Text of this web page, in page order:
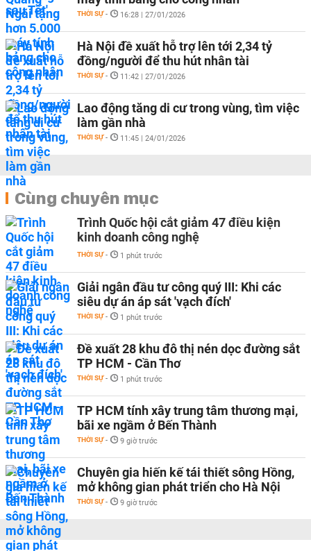
THỜI SỰ - 16:28 | 27/01/2026
Hà Nội đề xuất hỗ trợ lên tới 2,34 tỷ
đồng/người để thu hút nhân tài
THỜI SỰ - 11:42 | 27/01/2026
Lao động tăng di cư trong vùng, tìm việc
làm gần nhà
THỜI SỰ - 11:45 | 24/01/2026
Cùng chuyên mục
Trình Quốc hội cắt giảm 47 điều kiện
kinh doanh công nghệ
THỜI SỰ - 1 phút trước
Giải ngân đầu tư công quý III: Khi các
siêu dự án áp sát 'vạch đích'
THỜI SỰ - 1 phút trước
Đề xuất 28 khu đô thị nén dọc đường sắt
TP HCM - Cần Thơ
THỜI SỰ - 1 phút trước
TP HCM tính xây trung tâm thương mại,
bãi xe ngầm ở Bến Thành
THỜI SỰ - 9 giờ trước
Chuyên gia hiến kế tái thiết sông Hồng,
mở không gian phát triển cho Hà Nội
THỜI SỰ - 9 giờ trước